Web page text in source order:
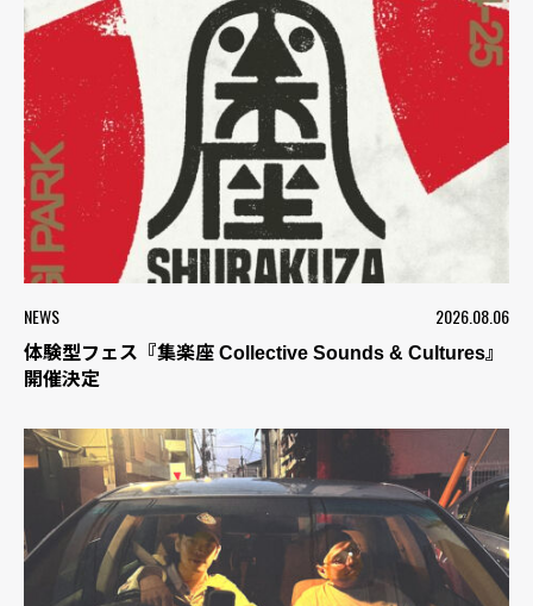
NEWS 2026.08.06
体験型フェス『集楽座 Collective Sounds & Cultures』
開催決定